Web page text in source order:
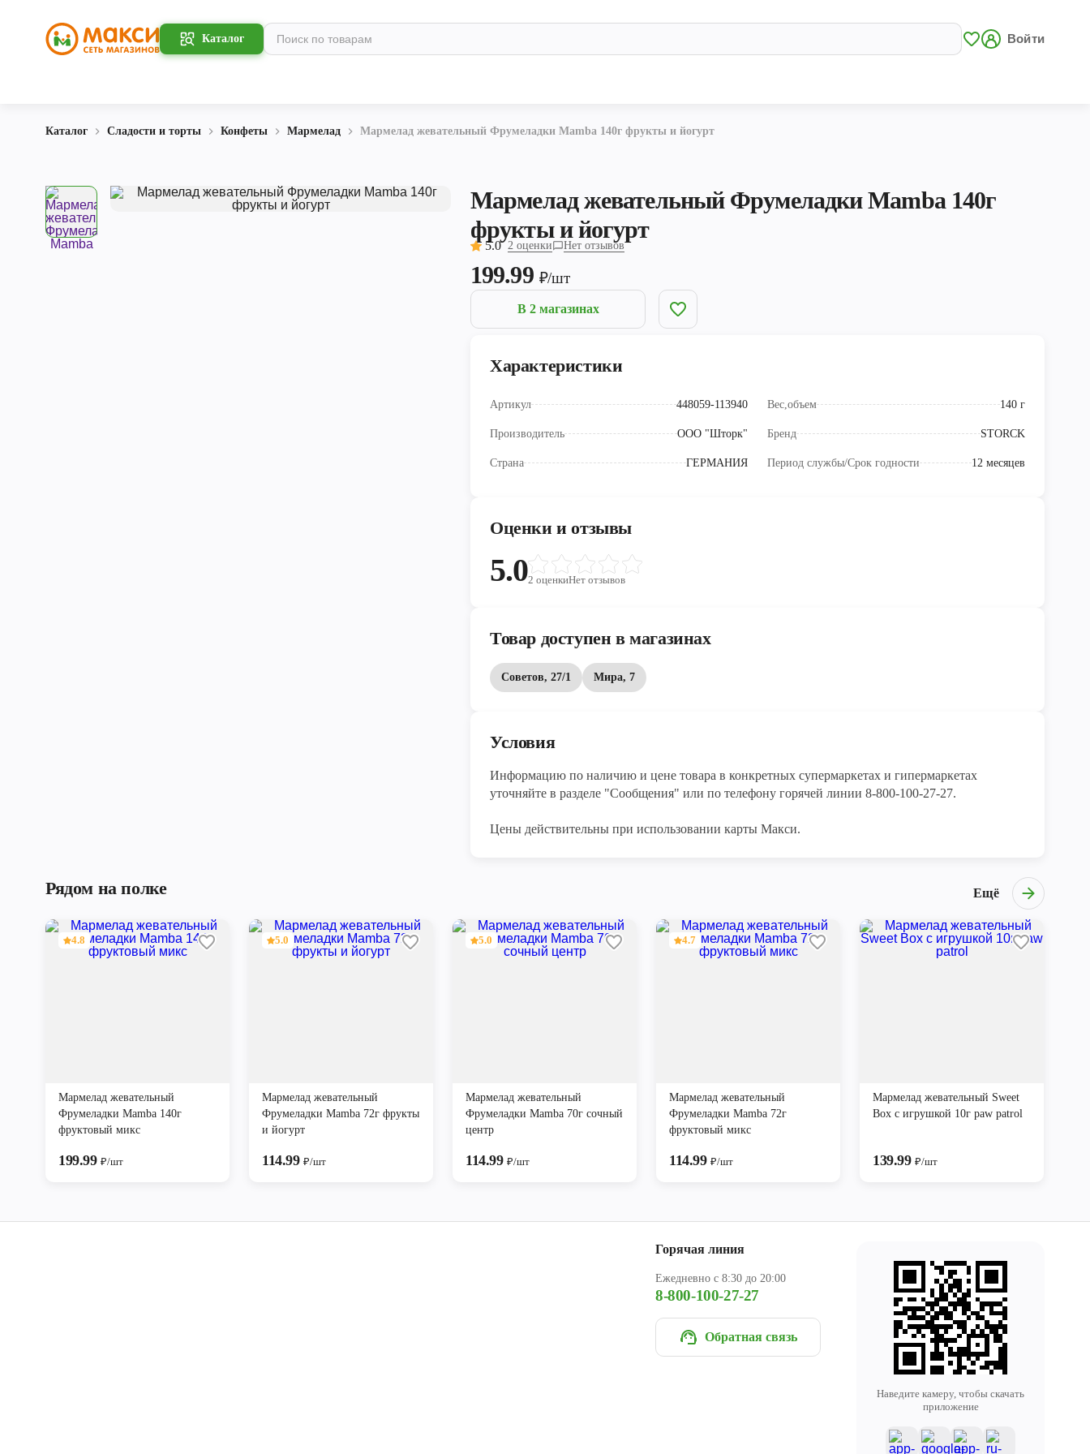
Каталог Войти
Каталог Сладости и торты Конфеты Мармелад Мармелад жевательный Фрумеладки Mamba 140г фрукты и йогурт
Мармелад жевательный Фрумеладки Mamba 140г
фрукты и йогурт
5.0 2 оценки Нет отзывов
199.99 ₽/шт
В 2 магазинах
Характеристики
Артикул 448059-113940 Вес,объем 140 г
Производитель ООО "Шторк" Бренд STORCK
Страна ГЕРМАНИЯ Период службы/Срок годности 12 месяцев
Оценки и отзывы
5.02 оценкиНет отзывов
Товар доступен в магазинах
Советов, 27/1 Мира, 7
Условия
Информацию по наличию и цене товара в конкретных супермаркетах и гипермаркетах
уточняйте в разделе "Сообщения" или по телефону горячей линии 8-800-100-27-27.
Цены действительны при использовании карты Макси.
Рядом на полке Ещё
4.8
Мармелад жевательный
Фрумеладки Mamba 140г
фруктовый микс
199.99₽/шт
5.0
Мармелад жевательный
Фрумеладки Mamba 72г фрукты
и йогурт
114.99₽/шт
5.0
Мармелад жевательный
Фрумеладки Mamba 70г сочный
центр
114.99₽/шт
4.7
Мармелад жевательный
Фрумеладки Mamba 72г
фруктовый микс
114.99₽/шт
Мармелад жевательный Sweet
Box с игрушкой 10г paw patrol
139.99₽/шт
Горячая линия
Ежедневно с 8:30 до 20:00
8-800-100-27-27
Обратная связь
Наведите камеру, чтобы скачать
приложение